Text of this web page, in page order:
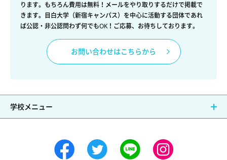
ります。もちろん費用は無料！メールをやり取りするだけで掲載で
きます。目白大学（新宿キャンパス）を中心に活動する団体であれ
ば公認・非公認問わず何でもOK！ご応募、お待ちしております。
お問い合わせはこちらから
学校メニュー